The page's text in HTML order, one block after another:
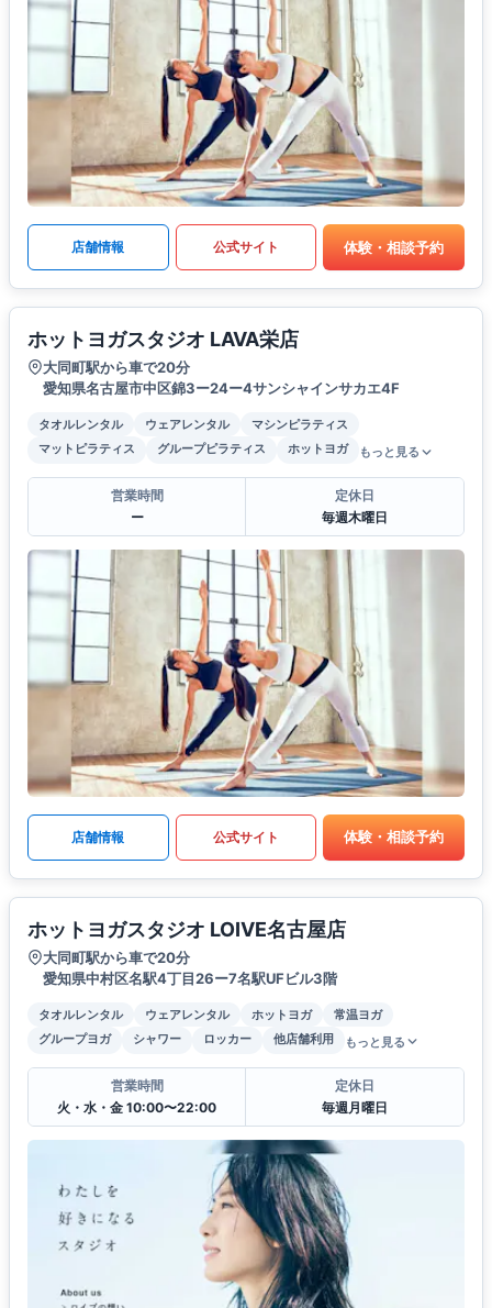
店舗情報 公式サイト 体験・相談予約
ホットヨガスタジオ LAVA栄店
大同町駅から車で20分
愛知県名古屋市中区錦3ー24ー4サンシャインサカエ4F
タオルレンタル ウェアレンタル
マシンピラティス
マットピラティス
グループピラティス ホットヨガ もっと見る
営業時間
ー
定休日
毎週木曜日
店舗情報 公式サイト 体験・相談予約
ホットヨガスタジオ LOIVE名古屋店
大同町駅から車で20分
愛知県中村区名駅4丁目26ー7名駅UFビル3階
タオルレンタル ウェアレンタル ホットヨガ
常温ヨガ
グループヨガ
シャワー ロッカー 他店舗利用 もっと見る
営業時間
火・水・金 10:00〜22:00
定休日
毎週月曜日